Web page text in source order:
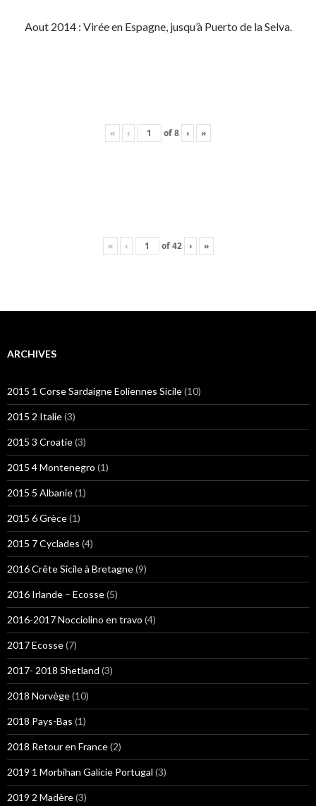
Aout 2014 : Virée en Espagne, jusqu’à Puerto de la Selva.
« ‹ of8 › »
« ‹ of42 › »
ARCHIVES
2015 1 Corse Sardaigne Eoliennes Sicile(10)
2015 2 Italie(3)
2015 3 Croatie(3)
2015 4 Montenegro (1)
2015 5 Albanie(1)
2015 6 Grèce(1)
2015 7 Cyclades (4)
2016 Crête Sicile à Bretagne(9)
2016 Irlande – Ecosse(5)
2016-2017 Nocciolino en travo (4)
2017 Ecosse(7)
2017- 2018 Shetland (3)
2018 Norvège(10)
2018 Pays-Bas (1)
2018 Retour en France(2)
2019 1 Morbihan Galicie Portugal (3)
2019 2 Madère(3)